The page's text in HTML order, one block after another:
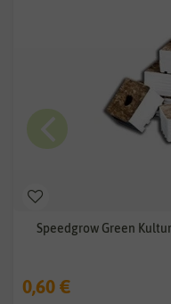
Speedgrow Green
0,60 €